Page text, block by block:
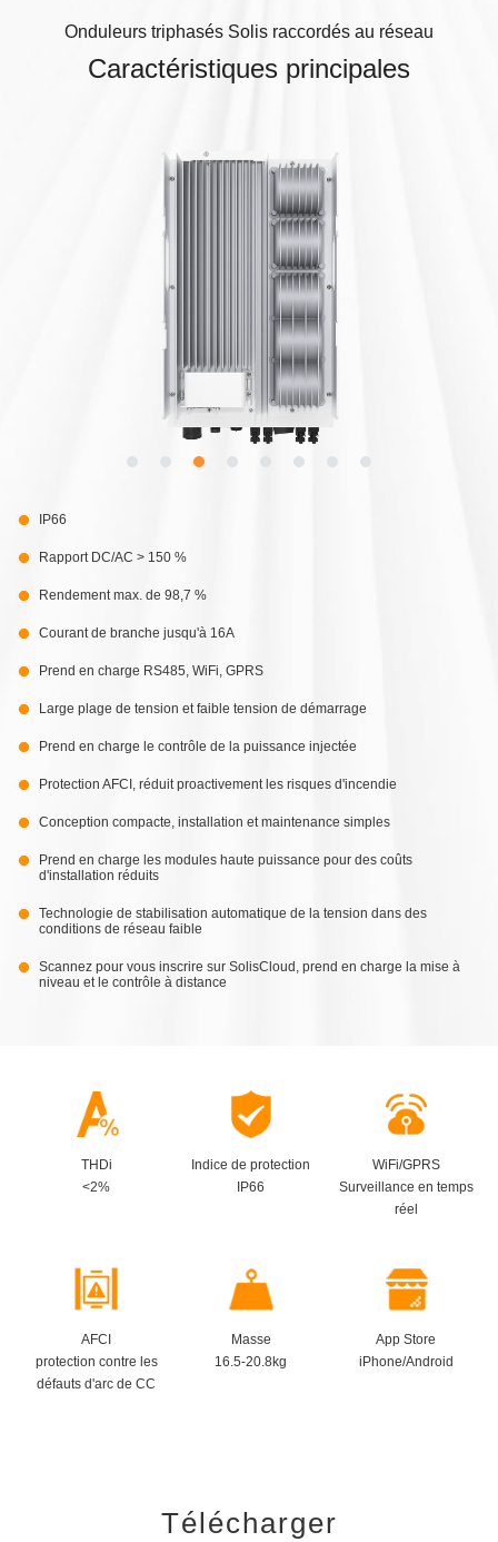
Onduleurs triphasés Solis raccordés au réseau
Caractéristiques principales
IP66
Rapport DC/AC > 150 %
Rendement max. de 98,7 %
Courant de branche jusqu'à 16A
Prend en charge RS485, WiFi, GPRS
Large plage de tension et faible tension de démarrage
Prend en charge le contrôle de la puissance injectée
Protection AFCI, réduit proactivement les risques d'incendie
Conception compacte, installation et maintenance simples
Prend en charge les modules haute puissance pour des coûts
d'installation réduits
Technologie de stabilisation automatique de la tension dans des
conditions de réseau faible
Scannez pour vous inscrire sur SolisCloud, prend en charge la mise à
niveau et le contrôle à distance
THDi
<2%
Indice de protection
IP66
WiFi/GPRS
Surveillance en temps
réel
AFCI
protection contre les
défauts d'arc de CC
Masse
16.5-20.8kg
App Store
iPhone/Android
Télécharger